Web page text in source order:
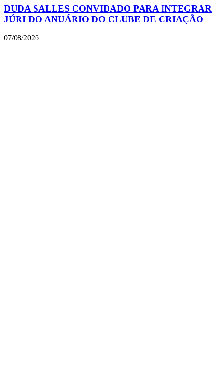
DUDA SALLES CONVIDADO PARA INTEGRAR
JÚRI DO ANUÁRIO DO CLUBE DE CRIAÇÃO
07/08/2026